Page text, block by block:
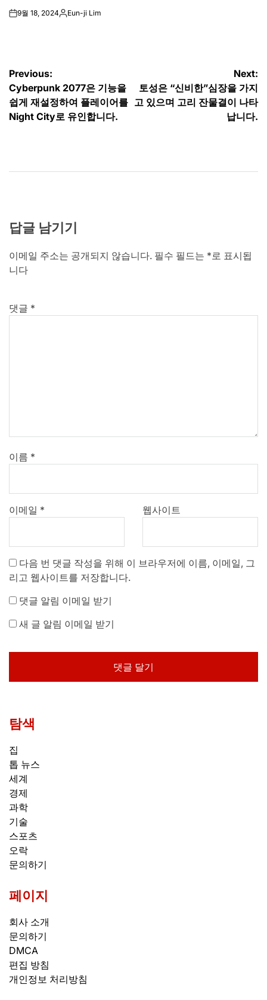
on9월 18, 2024Posted
Eun-ji Lim
글
탐
색
Previous:
Cyberpunk 2077은 기능을
쉽게 재설정하여 플레이어를
Night City로 유인합니다.
Next:
토성은 “신비한”심장을 가지
고 있으며 고리 잔물결이 나타
납니다.
답글 남기기
이메일 주소는 공개되지 않습니다. 필수 필드는 *로 표시됩
니다
댓글 *
이름 *
이메일 * 웹사이트
다음 번 댓글 작성을 위해 이 브라우저에 이름, 이메일, 그
리고 웹사이트를 저장합니다.
댓글 알림 이메일 받기
새 글 알림 이메일 받기
탐색
집
톱 뉴스
세계
경제
과학
기술
스포츠
오락
문의하기
페이지
회사 소개
문의하기
DMCA
편집 방침
개인정보 처리방침